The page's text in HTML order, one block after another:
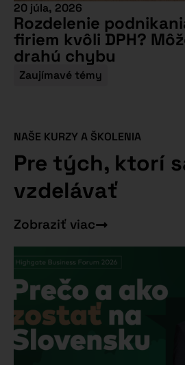
20 júla, 2026
Rozdelenie
firiem kvôli DPH?
drahú chybu
Zaujímavé témy
NAŠE KURZY A ŠKOLENIA
Pre tých, ktorí
vzdelávať
Zobraziť viac